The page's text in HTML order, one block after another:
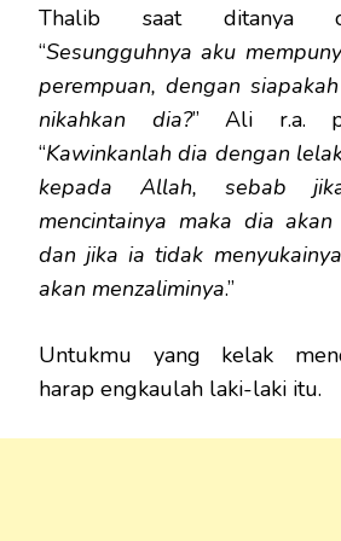
Thalib saat ditanya
“Sesungguhnya aku
perempuan, dengan
nikahkan dia?” Ali r.a.
“Kawinkanlah dia dengan
kepada Allah, sebab
mencintainya maka dia akan
dan jika ia tidak
akan menzaliminya.”
Untukmu yang kelak
harap engkaulah laki-laki itu.